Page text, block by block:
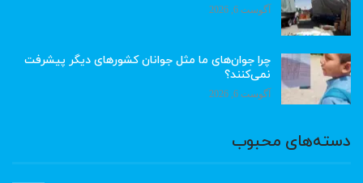
آگوست 6, 2026
چرا جوان‌های ما مثل جوانان کشورهای دیگر پیشرفت
نمی‌کنند؟
آگوست 6, 2026
دسته‌های محبوب